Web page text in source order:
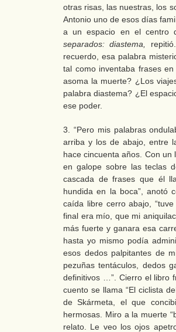
otras risas, las nuestras, los
Antonio uno de esos días
a un espacio en el centro
separados: diastema,
recuerdo, esa palabra
tal como inventaba frases
asoma la muerte? ¿Los
palabra diastema? ¿El
ese poder.
3. “Pero mis palabras
arriba y los de abajo, entre
hace cincuenta años. Con
en galope sobre las teclas
cascada de frases que él
hundida en la boca”, anotó
caída libre cerro abajo,
final era mío, que mi
más fuerte y ganara esa
hasta yo mismo podía
esos dedos palpitantes de
pezuñas tentáculos, dedos
definitivos …”. Cierro el libro
cuento se llama “El ciclista
de Skármeta, el que
hermosas. Miro a la muerte
relato. Le veo los ojos